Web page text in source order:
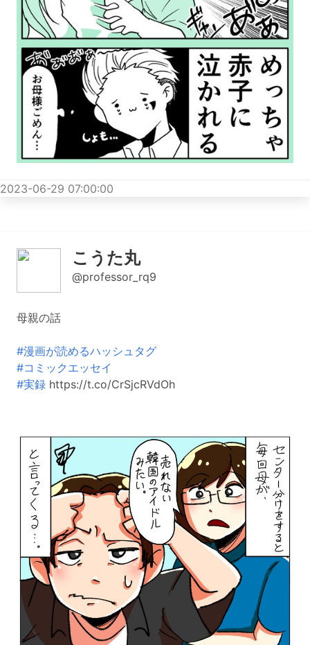
2023-06-29 07:00:00
こうた丸
@professor_rq9
母親の話
#漫画が読めるハッシュタグ
#コミックエッセイ
#実録 https://t.co/CrSjcRVdOh